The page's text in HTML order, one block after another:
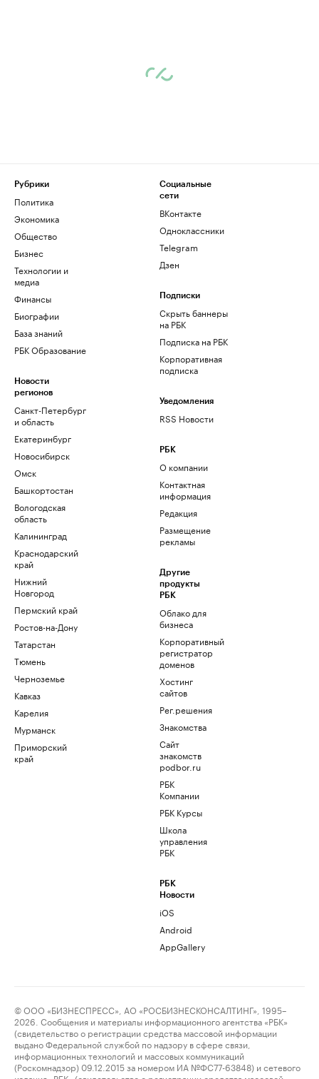
Рубрики
Политика
Экономика
Общество
Бизнес
Технологии и
медиа
Финансы
Биографии
База знаний
РБК Образование
Новости
регионов
Санкт-Петербург
и область
Екатеринбург
Новосибирск
Омск
Башкортостан
Вологодская
область
Калининград
Краснодарский
край
Нижний
Новгород
Пермский край
Ростов-на-Дону
Татарстан
Тюмень
Черноземье
Кавказ
Карелия
Мурманск
Приморский
край
Социальные
сети
ВКонтакте
Одноклассники
Telegram
Дзен
Подписки
Скрыть баннеры
на РБК
Подписка на РБК
Корпоративная
подписка
Уведомления
RSS Новости
РБК
О компании
Контактная
информация
Редакция
Размещение
рекламы
Другие
продукты
РБК
Облако для
бизнеса
Корпоративный
регистратор
доменов
Хостинг
сайтов
Рег.решения
Знакомства
Сайт
знакомств
podbor.ru
РБК
Компании
РБК Курсы
Школа
управления
РБК
РБК
Новости
iOS
Android
AppGallery
© ООО «БИЗНЕСПРЕСС», АО «РОСБИЗНЕСКОНСАЛТИНГ», 1995–
2026. Сообщения и материалы информационного агентства «РБК»
(свидетельство о регистрации средства массовой информации
выдано Федеральной службой по надзору в сфере связи,
информационных технологий и массовых коммуникаций
(Роскомнадзор) 09.12.2015 за номером ИА №ФС77-63848) и сетевого